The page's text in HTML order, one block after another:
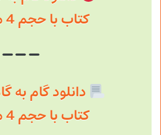
کتاب با حجم 4 مگابایت
کتاب با حجم 4 مگابایت